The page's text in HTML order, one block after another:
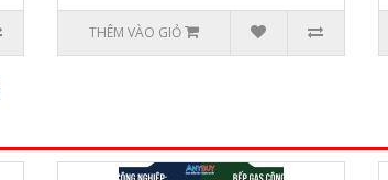
THÊM VÀO GIỎ